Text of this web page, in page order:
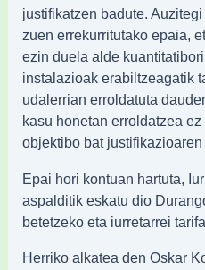
justifikatzen badute.
zuen errekurritutako epaia,
ezin duela alde
instalazioak erabiltzeagatik
udalerrian erroldatuta
kasu honetan erroldatzea
objektibo bat
Epai hori kontuan hartuta,
aspalditik eskatu dio
betetzeko eta iurretarrei
Herriko alkatea den Oskar